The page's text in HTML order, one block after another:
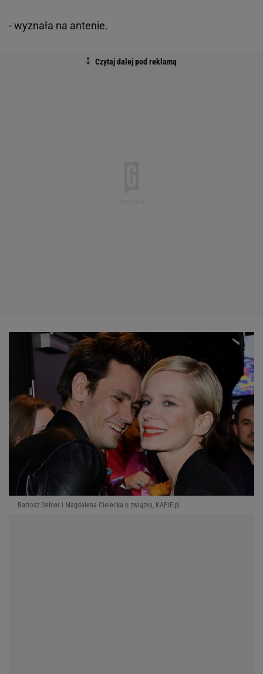
- wyznała na antenie.
Bartosz Gelner i Magdalena Cielecka o związku, KAPiF.pl